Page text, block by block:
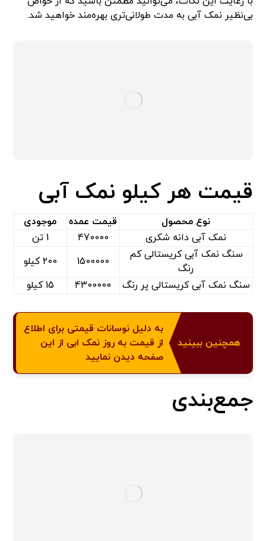
بی‌نظیر نمک آبی به مدت طولانی‌تری بهره‌مند خواهید شد.
قیمت هر کیلو نمک آبی
نوع محصول قیمت عمده
موجودی
نمک آبی دانه شکری
470000
1 تن
سنگ نمک آبی کریستالی کم
رنگ
1500000
200 کیلو
سنگ نمک آبی کریستالی پر رنگ
4300000 15 کیلو
همچنین ببینید
به دلیل نوسانات قیمتی برای اطلاع
از قیمت به روز نمک ابی از این
صفحه دیدن نمایید
جمع‌بندی